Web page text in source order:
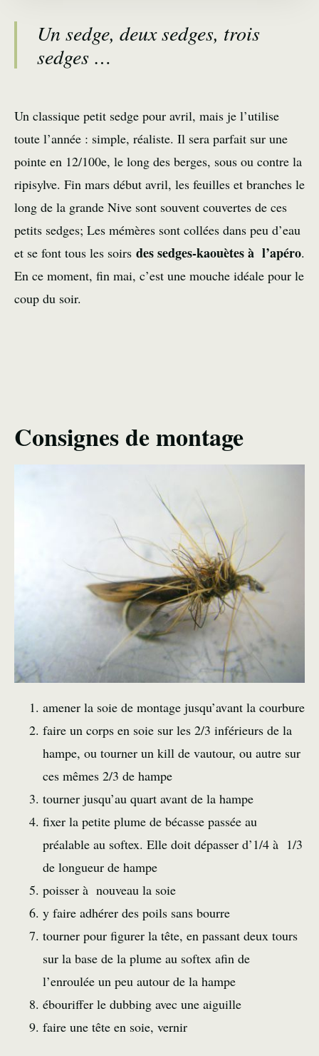
Un sedge, deux sedges, trois
sedges …
Un classique petit sedge pour avril, mais je l’utilise
toute l’année : simple, réaliste. Il sera parfait sur une
pointe en 12/100e, le long des berges, sous ou contre la
ripisylve. Fin mars début avril, les feuilles et branches le
long de la grande Nive sont souvent couvertes de ces
petits sedges; Les mémères sont collées dans peu d’eau
et se font tous les soirs des sedges-kaouètes à l’apéro.
En ce moment, fin mai, c’est une mouche idéale pour le
coup du soir.
Consignes de montage
amener la soie de montage jusqu’avant la courbure
faire un corps en soie sur les 2/3 inférieurs de la
hampe, ou tourner un kill de vautour, ou autre sur
ces mêmes 2/3 de hampe
tourner jusqu’au quart avant de la hampe
fixer la petite plume de bécasse passée au
préalable au softex. Elle doit dépasser d’1/4 à 1/3
de longueur de hampe
poisser à nouveau la soie
y faire adhérer des poils sans bourre
tourner pour figurer la tête, en passant deux tours
sur la base de la plume au softex afin de
l’enroulée un peu autour de la hampe
ébouriffer le dubbing avec une aiguille
faire une tête en soie, vernir